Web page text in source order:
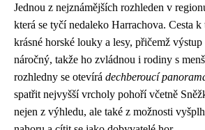
Jednou z nejznámějších rozhleden v
která se tyčí nedaleko Harrachova. Cesta k
krásné horské louky a lesy, přičemž
náročný, takže ho zvládnou i rodiny s
rozhledny se otevírá dechberoucí
spatřit nejvyšší vrcholy pohoří včetně
nejen z výhledu, ale také z možnosti